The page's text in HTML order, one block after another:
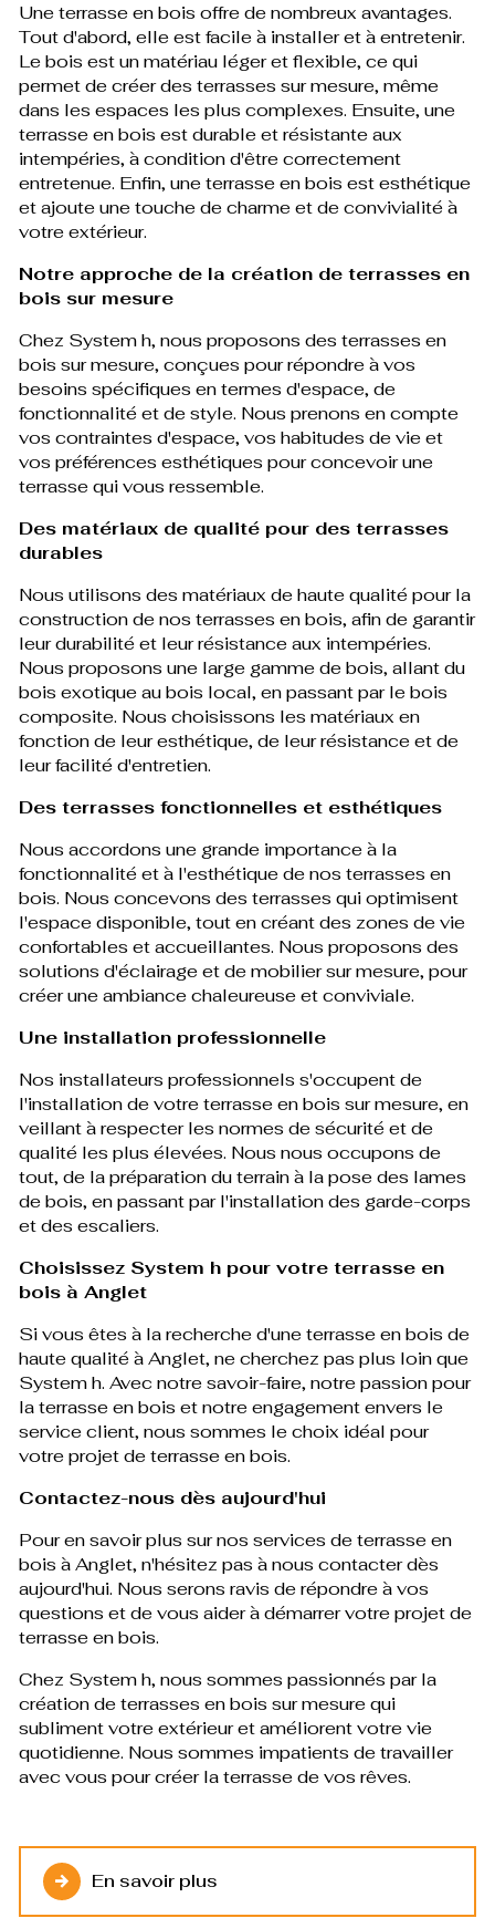
Une terrasse en bois offre de nombreux avantages.
Tout d'abord, elle est facile à installer et à entretenir.
Le bois est un matériau léger et flexible, ce qui
permet de créer des terrasses sur mesure, même
dans les espaces les plus complexes. Ensuite, une
terrasse en bois est durable et résistante aux
intempéries, à condition d'être correctement
entretenue. Enfin, une terrasse en bois est esthétique
et ajoute une touche de charme et de convivialité à
votre extérieur.
Notre approche de la création de terrasses en
bois sur mesure
Chez System h, nous proposons des terrasses en
bois sur mesure, conçues pour répondre à vos
besoins spécifiques en termes d'espace, de
fonctionnalité et de style. Nous prenons en compte
vos contraintes d'espace, vos habitudes de vie et
vos préférences esthétiques pour concevoir une
terrasse qui vous ressemble.
Des matériaux de qualité pour des terrasses
durables
Nous utilisons des matériaux de haute qualité pour la
construction de nos terrasses en bois, afin de garantir
leur durabilité et leur résistance aux intempéries.
Nous proposons une large gamme de bois, allant du
bois exotique au bois local, en passant par le bois
composite. Nous choisissons les matériaux en
fonction de leur esthétique, de leur résistance et de
leur facilité d'entretien.
Des terrasses fonctionnelles et esthétiques
Nous accordons une grande importance à la
fonctionnalité et à l'esthétique de nos terrasses en
bois. Nous concevons des terrasses qui optimisent
l'espace disponible, tout en créant des zones de vie
confortables et accueillantes. Nous proposons des
solutions d'éclairage et de mobilier sur mesure, pour
créer une ambiance chaleureuse et conviviale.
Une installation professionnelle
Nos installateurs professionnels s'occupent de
l'installation de votre terrasse en bois sur mesure, en
veillant à respecter les normes de sécurité et de
qualité les plus élevées. Nous nous occupons de
tout, de la préparation du terrain à la pose des lames
de bois, en passant par l'installation des garde-corps
et des escaliers.
Choisissez System h pour votre terrasse en
bois à Anglet
Si vous êtes à la recherche d'une terrasse en bois de
haute qualité à Anglet, ne cherchez pas plus loin que
System h. Avec notre savoir-faire, notre passion pour
la terrasse en bois et notre engagement envers le
service client, nous sommes le choix idéal pour
votre projet de terrasse en bois.
Contactez-nous dès aujourd'hui
Pour en savoir plus sur nos services de terrasse en
bois à Anglet, n'hésitez pas à nous contacter dès
aujourd'hui. Nous serons ravis de répondre à vos
questions et de vous aider à démarrer votre projet de
terrasse en bois.
Chez System h, nous sommes passionnés par la
création de terrasses en bois sur mesure qui
subliment votre extérieur et améliorent votre vie
quotidienne. Nous sommes impatients de travailler
avec vous pour créer la terrasse de vos rêves.
En savoir plus